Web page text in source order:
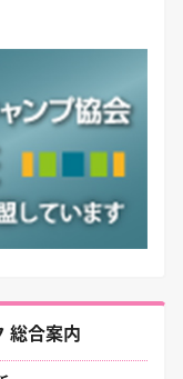
総合案内